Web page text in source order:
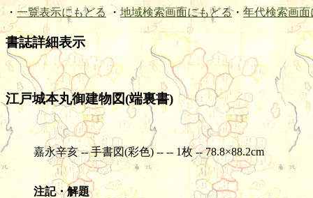
・ 一覧表示にもどる ・ 地域検索画面にもどる・ 年代検索画面
書誌詳細表示
江戸城本丸御建物図(端裏書)
嘉永辛亥 -- 手書図(彩色) -- -- 1枚 -- 78.8×88.2cm
注記・解題